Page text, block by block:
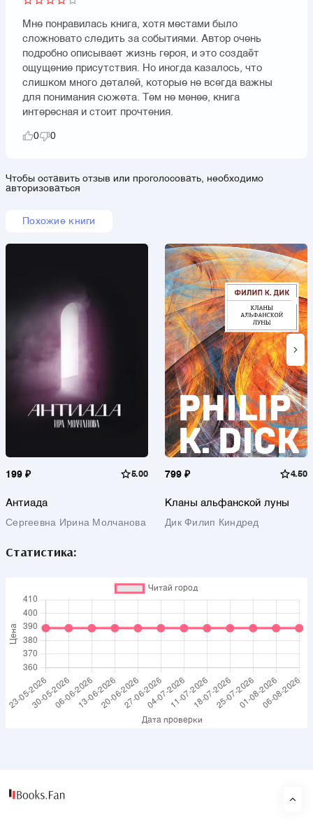
Мне понравилась книга, хотя местами было
сложновато следить за событиями. Автор очень
подробно описывает жизнь героя, и это создаёт
ощущение присутствия. Но иногда казалось, что
слишком много деталей, которые не всегда важны
для понимания сюжета. Тем не менее, книга
интересная и стоит прочтения.
0 0
Чтобы оставить отзыв или проголосовать, необходимо
авторизоваться
Похожие книги
199 ₽ 5.00
Антиада
Сергеевна Ирина Молчанова
799 ₽ 4.50
Кланы альфанской луны
Дик Филип Киндред
Статистика: